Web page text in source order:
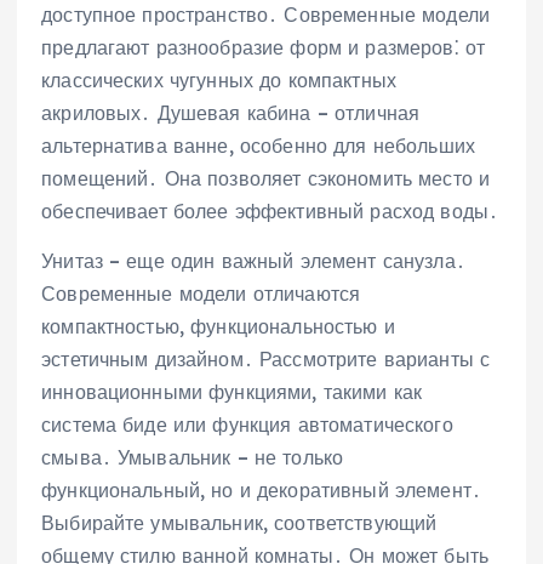
доступное пространство․ Современные модели
предлагают разнообразие форм и размеров⁚ от
классических чугунных до компактных
акриловых․ Душевая кабина – отличная
альтернатива ванне, особенно для небольших
помещений․ Она позволяет сэкономить место и
обеспечивает более эффективный расход воды․
Унитаз – еще один важный элемент санузла․
Современные модели отличаются
компактностью, функциональностью и
эстетичным дизайном․ Рассмотрите варианты с
инновационными функциями, такими как
система биде или функция автоматического
смыва․ Умывальник – не только
функциональный, но и декоративный элемент․
Выбирайте умывальник, соответствующий
общему стилю ванной комнаты․ Он может быть